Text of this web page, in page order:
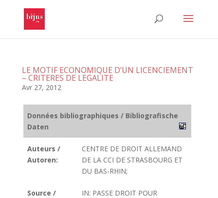
LE MOTIF ECONOMIQUE D’UN LICENCIEMENT
– CRITERES DE LEGALITE
Avr 27, 2012
Données bibliographiques / Bibliografische
Daten
Auteurs /
Autoren:
CENTRE DE DROIT ALLEMAND
DE LA CCI DE STRASBOURG ET
DU BAS-RHIN;
Source /
IN: PASSE DROIT POUR